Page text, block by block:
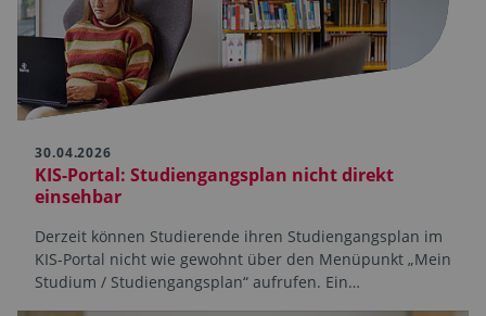
30.04.2026
KIS-Portal: Studiengangsplan nicht direkt
einsehbar
Derzeit können Studierende ihren Studiengangsplan im
KIS-Portal nicht wie gewohnt über den Menüpunkt „Mein
Studium / Studiengangsplan“ aufrufen. Ein…